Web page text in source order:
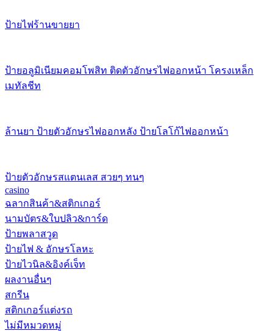
ป้ายไฟร้านขายยา
ป้ายอลูมิเนียมคอมโพสิท ติดตัวอักษรไฟออกหน้า โครงเหล็ก
เมทัลชีท
ล้านยา ป้ายตัวอักษรไฟออกหลัง ป้ายโลโก้ไฟออกหน้า
ป้ายตัวอักษรสแตนเลส สวยๆ ทนๆ
casino
ฉลากสินค้า&สติกเกอร์
นามบัตร&ใบปลิว&การ์ด
ป้ายพลาสวูด
ป้ายไฟ & อักษรโลหะ
ป้ายไวนิล&อิงค์เจ็ท
ผลงานอื่นๆ
สกรีน
สติกเกอร์แต่งรถ
ไม่มีหมวดหมู่